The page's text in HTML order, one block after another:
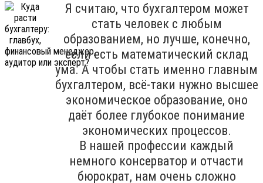
Я считаю, что бухгалтером может
стать человек с любым
образованием, но лучше, конечно,
если есть математический склад
ума. А чтобы стать именно главным
бухгалтером, всё-таки нужно высшее
экономическое образование, оно
даёт более глубокое понимание
экономических процессов.
В нашей профессии каждый
немного консерватор и отчасти
бюрократ, нам очень сложно